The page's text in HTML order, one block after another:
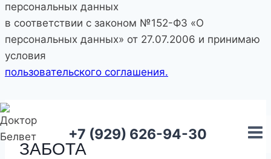
персональных данных
в соответствии с законом №152-ФЗ «О
персональных данных» от 27.07.2006 и принимаю
условия
пользовательского соглашения.
Перейти
к
содержимому+7 (929) 626-94-30
ЗАБОТА